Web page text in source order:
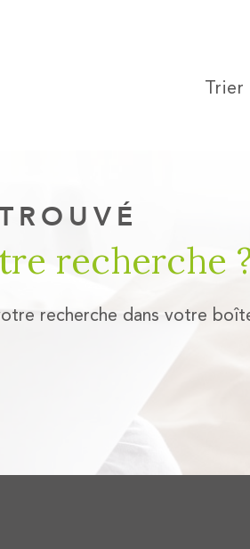
recherche
recherche dans votre